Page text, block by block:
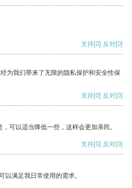
支持[0] 反对[0]
为我们带来了无限的隐私保护和安全性保
支持[0] 反对[0]
可以适当降低一些，这样会更加亲民。
支持[0] 反对[0]
以满足我日常使用的需求。